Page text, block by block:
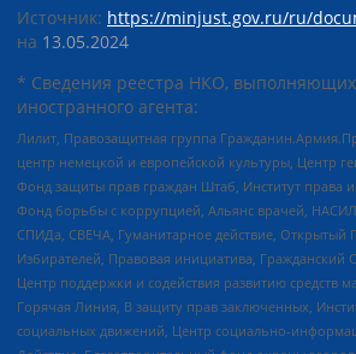
Источник: https://minjust.gov.ru/ru/
на 13.05.2024
* Сведения реестра НКО,
иностранного агента:
Лилит, Правозащитная группа
центр немецкой и европейской культуры, Центр
Фонд защиты прав граждан Штаб, Институт права
Фонд борьбы с коррупцией, Альянс врачей,
СПИДа, СВЕЧА, Гуманитарное действие, Открытый
Избирателей, Правовая инициатива, Гражданский
Центр поддержки и содействия развитию средств
Горячая Линия, В защиту прав заключенных,
социальных движений, Центр социально-